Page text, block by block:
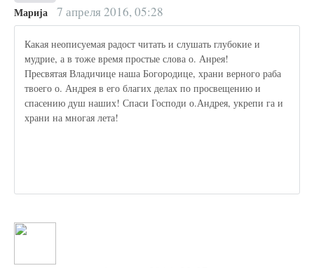
Марија 7 апреля 2016, 05:28
Какая неописуемая радост читать и слушать глубокие и
мудрие, а в тоже время простые слова о. Анрея!
Пресвятaя Владичице наша Богородице, храни верного раба
твоего о. Андрея в его благих делах по просвещению и
спасению душ наших! Спаси Господи о.Андрея, укрепи га и
храни на многая лета!